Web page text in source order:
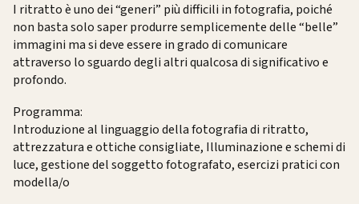
I ritratto è uno dei “generi” più difficili in fotografia, poiché
non basta solo saper produrre semplicemente delle “belle”
immagini ma si deve essere in grado di comunicare
attraverso lo sguardo degli altri qualcosa di significativo e
profondo.
Programma:
Introduzione al linguaggio della fotografia di ritratto,
attrezzatura e ottiche consigliate, Illuminazione e schemi di
luce, gestione del soggetto fotografato, esercizi pratici con
modella/o